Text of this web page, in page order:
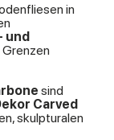
in
und
sind
Carved
skulpturalen